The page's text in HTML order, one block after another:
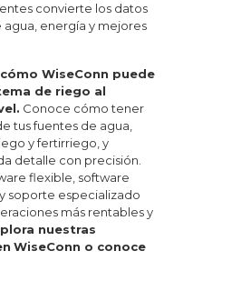
convierte los datos
agua, energía y mejores
WiseConn puede
de riego al
Conoce cómo tener
tus fuentes de agua,
y fertirriego, y
detalle con precisión.
flexible, software
soporte especializado
más rentables y
nuestras
WiseConn o conoce